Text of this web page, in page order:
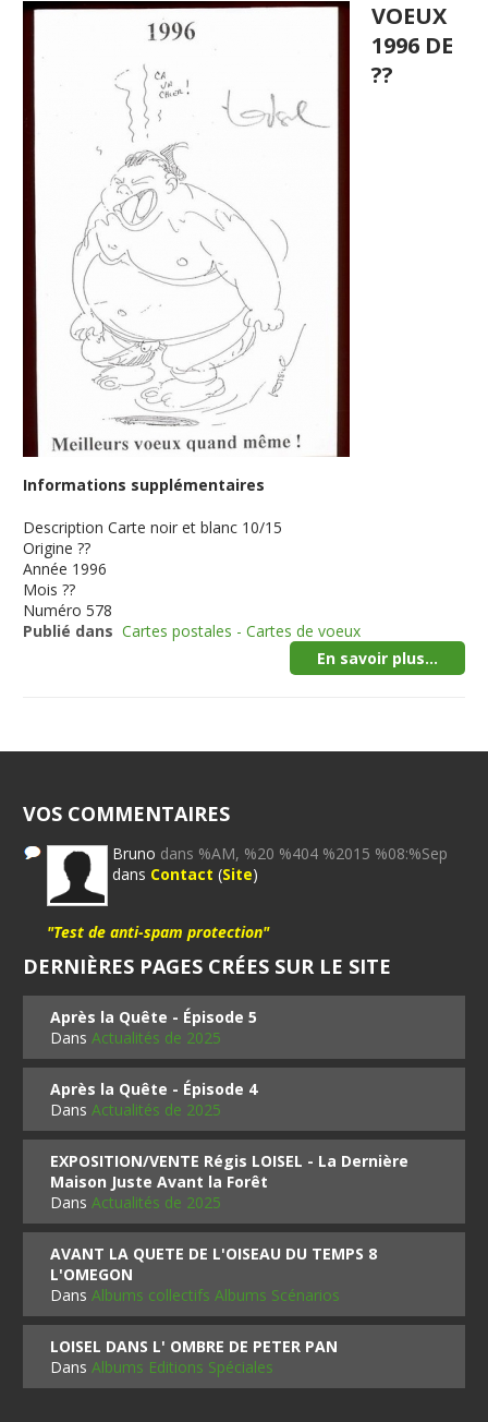
VOEUX
1996 DE
??
Informations supplémentaires
Description Carte noir et blanc 10/15
Origine ??
Année 1996
Mois ??
Numéro 578
Publié dans Cartes postales - Cartes de voeux
En savoir plus...
VOS COMMENTAIRES
Bruno dans %AM, %20 %404 %2015 %08:%Sep
dans Contact (Site)
"Test de anti-spam protection"
DERNIÈRES PAGES CRÉES SUR LE SITE
Après la Quête - Épisode 5
DansActualités de 2025
Après la Quête - Épisode 4
DansActualités de 2025
EXPOSITION/VENTE Régis LOISEL - La Dernière
Maison Juste Avant la Forêt
DansActualités de 2025
AVANT LA QUETE DE L'OISEAU DU TEMPS 8
L'OMEGON
DansAlbums collectifs Albums Scénarios
LOISEL DANS L' OMBRE DE PETER PAN
DansAlbums Editions Spéciales